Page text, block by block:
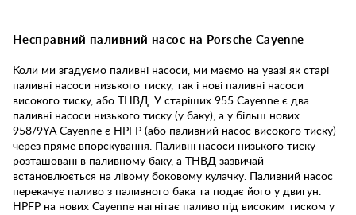
Несправний паливний насос на Porsche Cayenne
Коли ми згадуємо паливні насоси, ми маємо на увазі як старі
паливні насоси низького тиску, так і нові паливні насоси
високого тиску, або ТНВД. У старіших 955 Cayenne є два
паливні насоси низького тиску (у баку), а у більш нових
958/9YA Cayenne є HPFP (або паливний насос високого тиску)
через пряме впорскування. Паливні насоси низького тиску
розташовані в паливному баку, а ТНВД зазвичай
встановлюється на лівому боковому кулачку. Паливний насос
перекачує паливо з паливного бака та подає його у двигун.
HPFP на нових Cayenne нагнітає паливо під високим тиском у